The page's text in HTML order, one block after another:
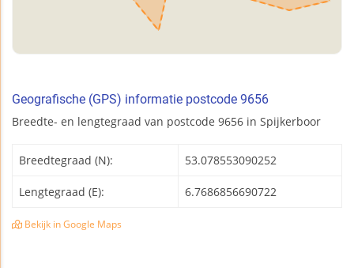
Geografische (GPS) informatie postcode 9656
Breedte- en lengtegraad van postcode 9656 in Spijkerboor
Breedtegraad (N): 53.078553090252
Lengtegraad (E): 6.7686856690722
Bekijk in Google Maps